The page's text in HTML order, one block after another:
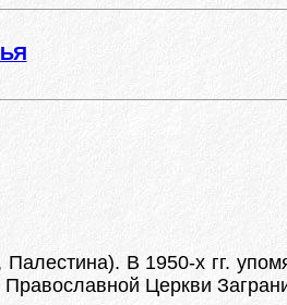
В 1950-х гг.
Церкви